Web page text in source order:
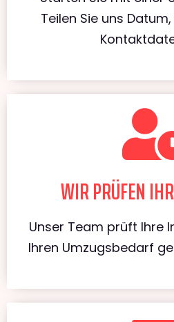
Teilen Sie uns
WIR PRÜFEN
Unser Team prüft Ihre
Ihren Umzugsbedarf